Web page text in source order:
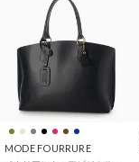
MODE FOURRURE